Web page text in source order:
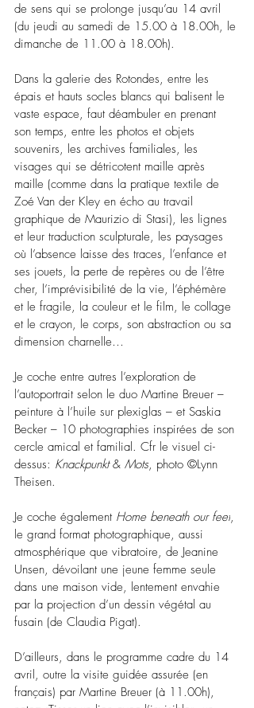
de sens qui se prolonge jusqu’au 14 avril
(du jeudi au samedi de 15.00 à 18.00h, le
dimanche de 11.00 à 18.00h).
Dans la galerie des Rotondes, entre les
épais et hauts socles blancs qui balisent le
vaste espace, faut déambuler en prenant
son temps, entre les photos et objets
souvenirs, les archives familiales, les
visages qui se détricotent maille après
maille (comme dans la pratique textile de
Zoé Van der Kley en écho au travail
graphique de Maurizio di Stasi), les lignes
et leur traduction sculpturale, les paysages
où l’absence laisse des traces, l’enfance et
ses jouets, la perte de repères ou de l’être
cher, l’imprévisibilité de la vie, l’éphémère
et le fragile, la couleur et le film, le collage
et le crayon, le corps, son abstraction ou sa
dimension charnelle…
Je coche entre autres l’exploration de
l’autoportrait selon le duo Martine Breuer –
peinture à l’huile sur plexiglas – et Saskia
Becker – 10 photographies inspirées de son
cercle amical et familial. Cfr le visuel ci-
dessus: Knackpunkt & Mots, photo ©Lynn
Theisen.
Je coche également Home beneath our feet,
le grand format photographique, aussi
atmosphérique que vibratoire, de Jeanine
Unsen, dévoilant une jeune femme seule
dans une maison vide, lentement envahie
par la projection d’un dessin végétal au
fusain (de Claudia Pigat).
D’ailleurs, dans le programme cadre du 14
avril, outre la visite guidée assurée (en
français) par Martine Breuer (à 11.00h),